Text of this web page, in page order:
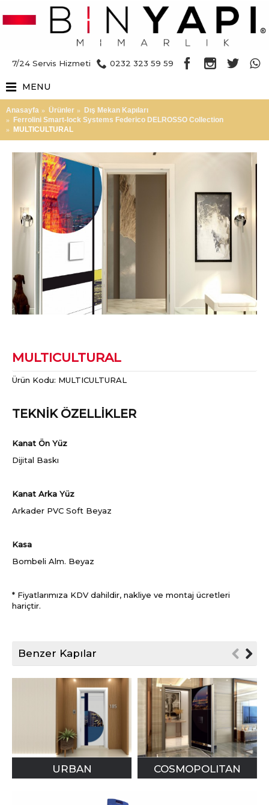
7/24 Servis Hizmeti 0232 323 59 59
MENU
Anasayfa Ürünler
Dış Mekan Kapıları
Ferrolini Smart-lock Systems Federico DELROSSO Collection
MULTICULTURAL
MULTICULTURAL
Ürün Kodu: MULTICULTURAL
TEKNİK ÖZELLİKLER
Kanat Ön Yüz
Dijital Baskı
Kanat Arka Yüz
Arkader PVC Soft Beyaz
Kasa
Bombeli Alm. Beyaz
* Fiyatlarımıza KDV dahildir, nakliye ve montaj ücretleri
hariçtir.
Benzer Kapılar
URBAN COSMOPOLITAN